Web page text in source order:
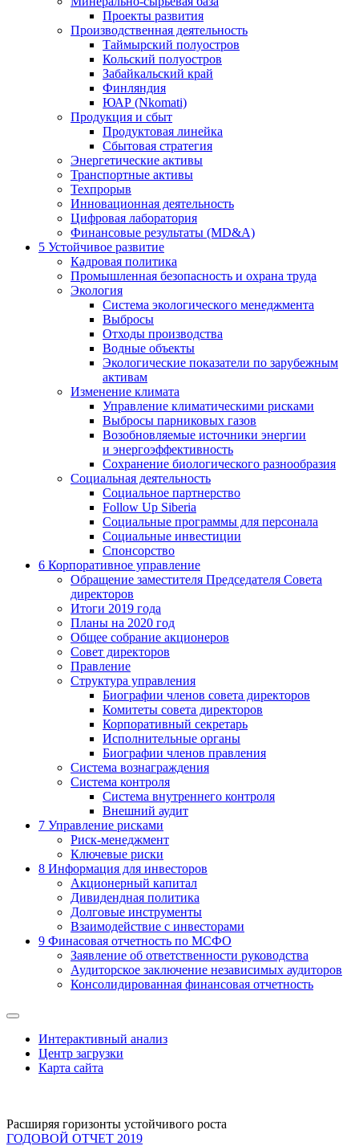
Проекты развития
Производственная деятельность
Таймырский полуостров
Кольский полуостров
Забайкальский край
Финляндия
ЮАР (Nkomati)
Продукция и сбыт
Продуктовая линейка
Сбытовая стратегия
Энергетические активы
Транспортные активы
Техпрорыв
Инновационная деятельность
Цифровая лаборатория
Финансовые результаты (MD&A)
5 Устойчивое развитие
Кадровая политика
Промышленная безопасность и охрана труда
Экология
Система экологического менеджмента
Выбросы
Отходы производства
Водные объекты
Экологические показатели по зарубежным
активам
Изменение климата
Управление климатическими рисками
Выбросы парниковых газов
Возобновляемые источники энергии
и энергоэффективность
Сохранение биологического разнообразия
Социальная деятельность
Социальное партнерство
Follow Up Siberia
Социальные программы для персонала
Социальные инвестиции
Спонсорство
6 Корпоративное управление
Обращение заместителя Председателя Совета
директоров
Итоги 2019 года
Планы на 2020 год
Общее собрание акционеров
Совет директоров
Правление
Структура управления
Биографии членов совета директоров
Комитеты совета директоров
Корпоративный секретарь
Исполнительные органы
Биографии членов правления
Система вознаграждения
Система контроля
Система внутреннего контроля
Внешний аудит
7 Управление рисками
Риск-менеджмент
Ключевые риски
8 Информация для инвесторов
Акционерный капитал
Дивидендная политика
Долговые инструменты
Взаимодействие с инвеcторами
9 Финасовая отчетность по МСФО
Заявление об ответственности руководства
Аудиторское заключение независимых аудиторов
Консолидированная финансовая отчетность
Интерактивный анализ
Центр загрузки
Карта сайта
Расширяя горизонты устойчивого роста
ГОДОВОЙ ОТЧЕТ 2019